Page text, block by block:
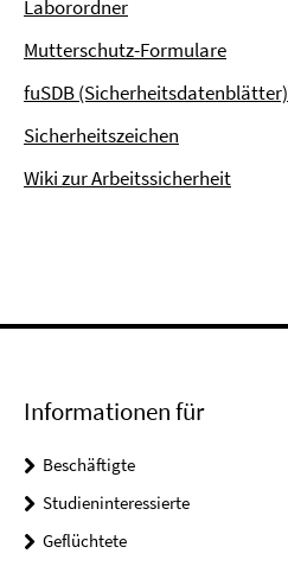
Laborordner
Mutterschutz-Formulare
fuSDB (Sicherheitsdatenblätter)
Sicherheitszeichen
Wiki zur Arbeitssicherheit
Informationen für
Beschäftigte
Studieninteressierte
Geflüchtete